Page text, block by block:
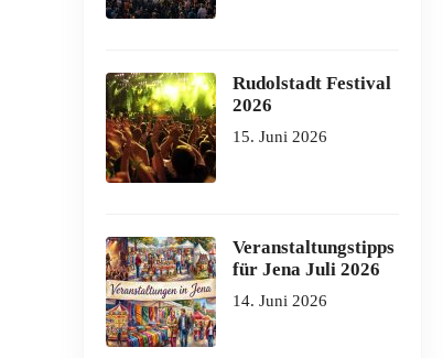
Rudolstadt Festival
2026
15. Juni 2026
Veranstaltungstipps
für Jena Juli 2026
14. Juni 2026